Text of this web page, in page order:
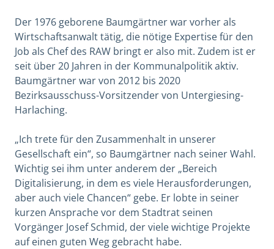
Der 1976 geborene Baumgärtner war vorher als
Wirtschaftsanwalt tätig, die nötige Expertise für den
Job als Chef des RAW bringt er also mit. Zudem ist er
seit über 20 Jahren in der Kommunalpolitik aktiv.
Baumgärtner war von 2012 bis 2020
Bezirksausschuss-Vorsitzender von Untergiesing-
Harlaching.
„Ich trete für den Zusammenhalt in unserer
Gesellschaft ein“, so Baumgärtner nach seiner Wahl.
Wichtig sei ihm unter anderem der „Bereich
Digitalisierung, in dem es viele Herausforderungen,
aber auch viele Chancen“ gebe. Er lobte in seiner
kurzen Ansprache vor dem Stadtrat seinen
Vorgänger Josef Schmid, der viele wichtige Projekte
auf einen guten Weg gebracht habe.